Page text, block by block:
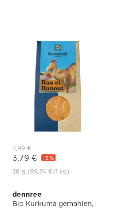
3,99 €
3,79 € -5 %
38 g (99,74 €/1 kg)
dennree
Bio Kurkuma gemahlen,